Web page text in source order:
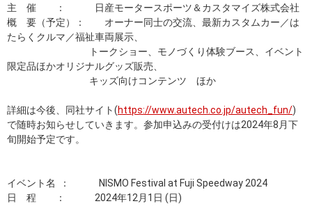
主 催 ： 日産モータースポーツ＆カスタマイズ株式会社
概 要（予定）： オーナー同士の交流、最新カスタムカー／は
たらくクルマ／福祉車両展示、
トークショー、モノづくり体験ブース、イベント
限定品ほかオリジナルグッズ販売、
キッズ向けコンテンツ ほか
詳細は今後、同社サイト(https://www.autech.co.jp/autech_fun/)
で随時お知らせしていきます。参加申込みの受付けは2024年8月下
旬開始予定です。
イベント名 ： NISMO Festival at Fuji Speedway 2024
日 程 ： 2024年12月1日 (日)